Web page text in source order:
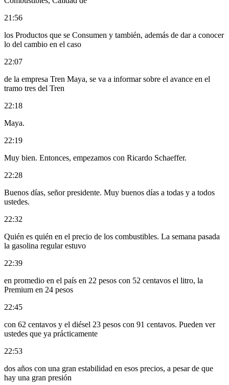
21:56
los Productos que se Consumen y también, además de dar a conocer
lo del cambio en el caso
22:07
de la empresa Tren Maya, se va a informar sobre el avance en el
tramo tres del Tren
22:18
Maya.
22:19
Muy bien. Entonces, empezamos con Ricardo Schaeffer.
22:28
Buenos días, señor presidente. Muy buenos días a todas y a todos
ustedes.
22:32
Quién es quién en el precio de los combustibles. La semana pasada
la gasolina regular estuvo
22:39
en promedio en el país en 22 pesos con 52 centavos el litro, la
Premium en 24 pesos
22:45
con 62 centavos y el diésel 23 pesos con 91 centavos. Pueden ver
ustedes que ya prácticamente
22:53
dos años con una gran estabilidad en esos precios, a pesar de que
hay una gran presión